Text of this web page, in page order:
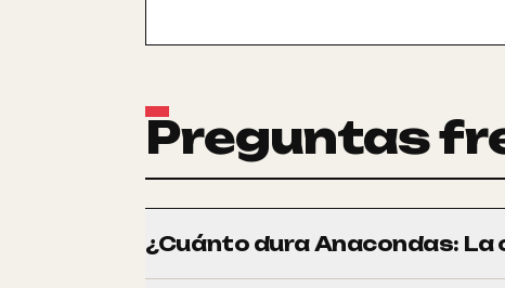
Preguntas
¿Cuánto dura Anacondas: